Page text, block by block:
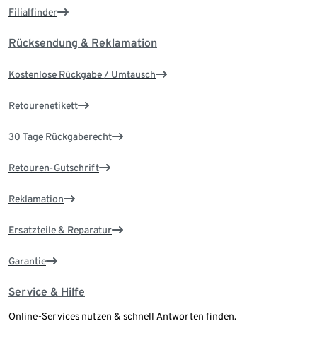
Filialfinder
Rücksendung & Reklamation
Kostenlose Rückgabe / Umtausch
Retourenetikett
30 Tage Rückgaberecht
Retouren-Gutschrift
Reklamation
Ersatzteile & Reparatur
Garantie
Service & Hilfe
Online-Services nutzen & schnell Antworten finden.